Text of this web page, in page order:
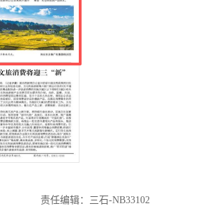
责任编辑：三石-NB33102